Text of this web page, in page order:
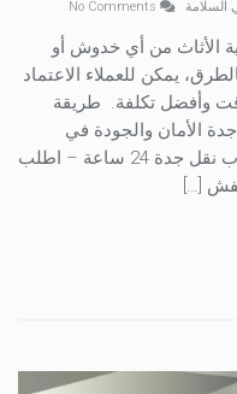
الأثاث من أي خدوش أو
يمكن للعملاء الاعتماد
وأفضل تكلفة. طريقة
الأمان والجودة في
خدمات دباب نقل عفش جدة خدمة. دباب نقل جدة 24 ساعة – اطلب